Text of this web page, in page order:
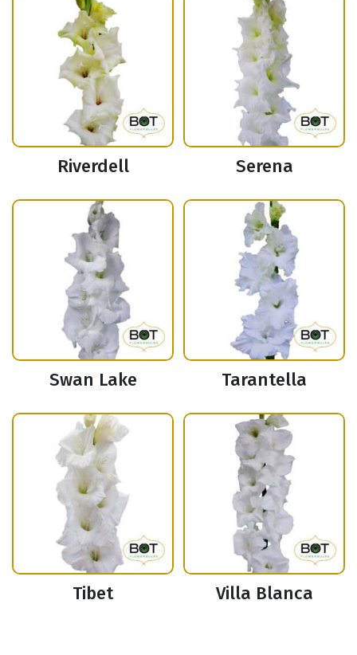
Riverdell Serena
Swan Lake Tarantella
Tibet Villa Blanca